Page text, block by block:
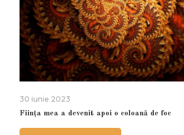
30 iunie 2023
Ființa mea a devenit apoi o coloană de foc